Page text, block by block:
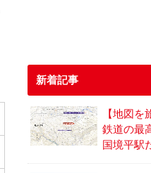
新着記事
【地図を
鉄道の最
国境平駅